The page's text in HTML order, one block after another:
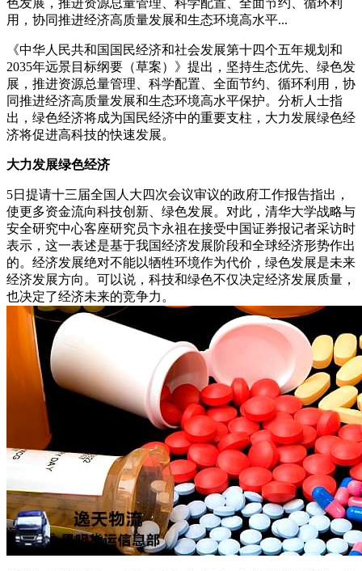
用，协同推进经济高质量发展和生态环境高水平...
《中华人民共和国国民经济和社会发展第十四个五年规划和
2035年远景目标纲要（草案）》提出，坚持生态优先、绿色发
展，推进资源总量管理、科学配置、全面节约、循环利用，协
同推进经济高质量发展和生态环境高水平保护。分析人士指
出，绿色经济将成为国民经济中的重要支柱，大力发展绿色经
济将促进高科技的快速发展。
大力发展绿色经济
5日提请十三届全国人大四次会议审议的政府工作报告指出，
使更多资金流向科技创新、绿色发展。对此，清华大学战略与
安全研究中心客座研究员卞永祖在接受中国证券报记者采访时
表示，这一表述是基于我国经济发展阶段和全球经济形势作出
的。经济发展绝对不能以牺牲环境作为代价，绿色发展是未来
经济发展方向。可以说，科技和绿色不仅决定经济发展质量，
也决定了经济未来的竞争力。